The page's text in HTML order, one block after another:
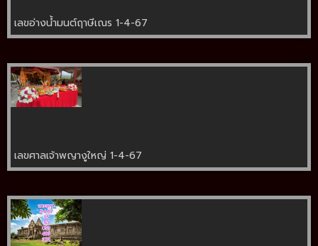
เลขอ่างน้ำมนต์ฤาษีเณร 1-4-67
เลขศาลเจ้าพญางูใหญ่ 1-4-67